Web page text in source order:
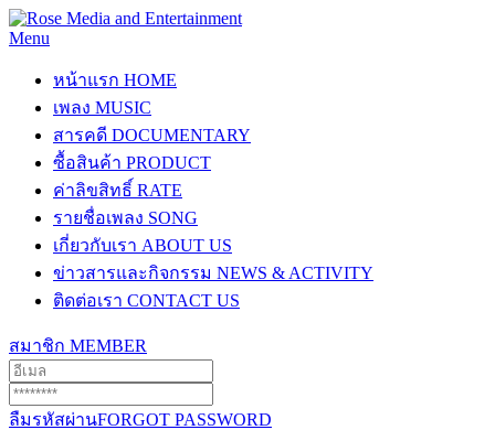
Menu
หน้าแรก HOME
เพลง MUSIC
สารคดี DOCUMENTARY
ซื้อสินค้า PRODUCT
ค่าลิขสิทธิ์ RATE
รายชื่อเพลง SONG
เกี่ยวกับเรา ABOUT US
ข่าวสารและกิจกรรม NEWS & ACTIVITY
ติดต่อเรา CONTACT US
สมาชิก MEMBER
ลืมรหัสผ่านFORGOT PASSWORD